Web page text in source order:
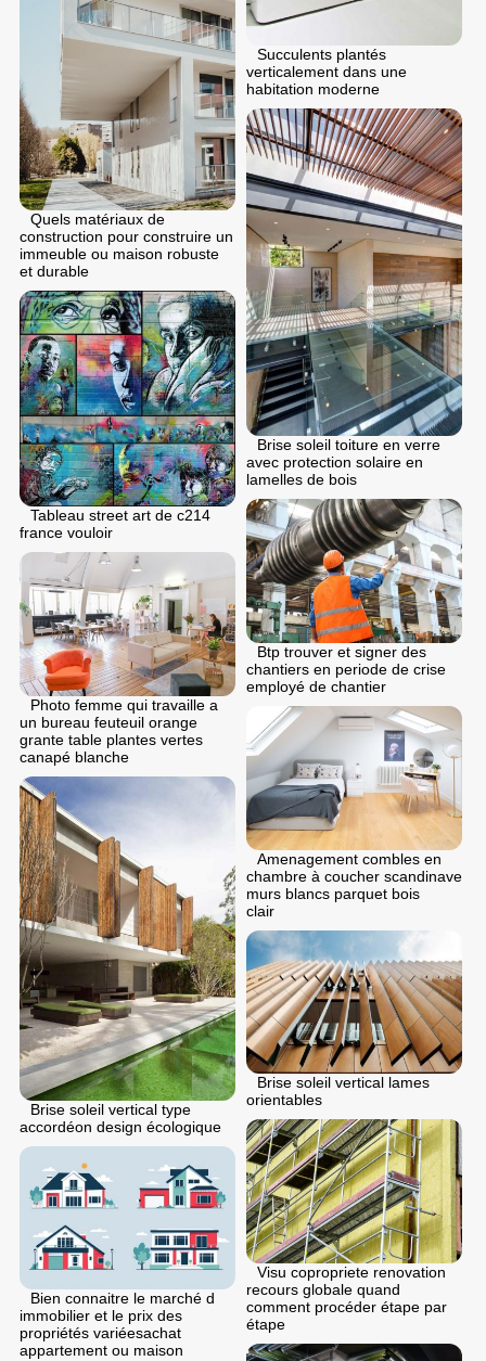
Succulents plantés
verticalement dans une
habitation moderne
Quels matériaux de
construction pour construire un
immeuble ou maison robuste
et durable
Brise soleil toiture en verre
avec protection solaire en
lamelles de bois
Tableau street art de c214
france vouloir
Btp trouver et signer des
chantiers en periode de crise
employé de chantier
Photo femme qui travaille a
un bureau feuteuil orange
grante table plantes vertes
canapé blanche
Amenagement combles en
chambre à coucher scandinave
murs blancs parquet bois
clair
Brise soleil vertical type
accordéon design écologique
Brise soleil vertical lames
orientables
Visu copropriete renovation
recours globale quand
comment procéder étape par
étape
Bien connaitre le marché d
immobilier et le prix des
propriétés variéesachat
appartement ou maison